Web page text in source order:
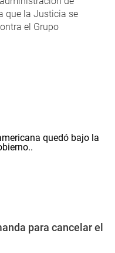
que la Justicia se
el Grupo
para cancelar el